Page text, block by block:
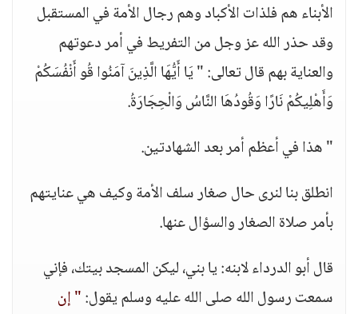
الأبناء هم فلذات الأكباد وهم رجال الأمة في المستقبل
وقد حذر الله عز وجل من التفريط في أمر دعوتهم
والعناية بهم قال تعالى: " يَا أَيُّهَا الَّذِينَ آمَنُوا قُو أَنْفُسَكُمْ
وَأَهْلِيكُمْ نَارًا وَقُودُهَا النَّاسُ وَالْحِجَارَةُ.
" هذا في أعظم أمر بعد الشهادتين.
انطلق بنا لنرى حال صغار سلف الأمة وكيف هي عنايتهم
بأمر صلاة الصغار والسؤال عنها.
قال أبو الدرداء لابنه: يا بني، ليكن المسجد بيتك، فإني
سمعت رسول الله صلى الله عليه وسلم يقول:" إن